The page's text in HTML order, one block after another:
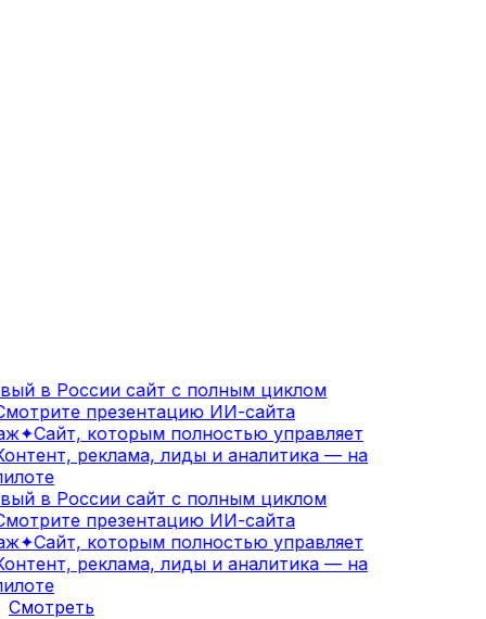
в России сайт с полным циклом
презентацию ИИ-сайта
✦Сайт, которым полностью управляет
реклама, лиды и аналитика — на
в России сайт с полным циклом
презентацию ИИ-сайта
✦Сайт, которым полностью управляет
реклама, лиды и аналитика — на
Смотреть